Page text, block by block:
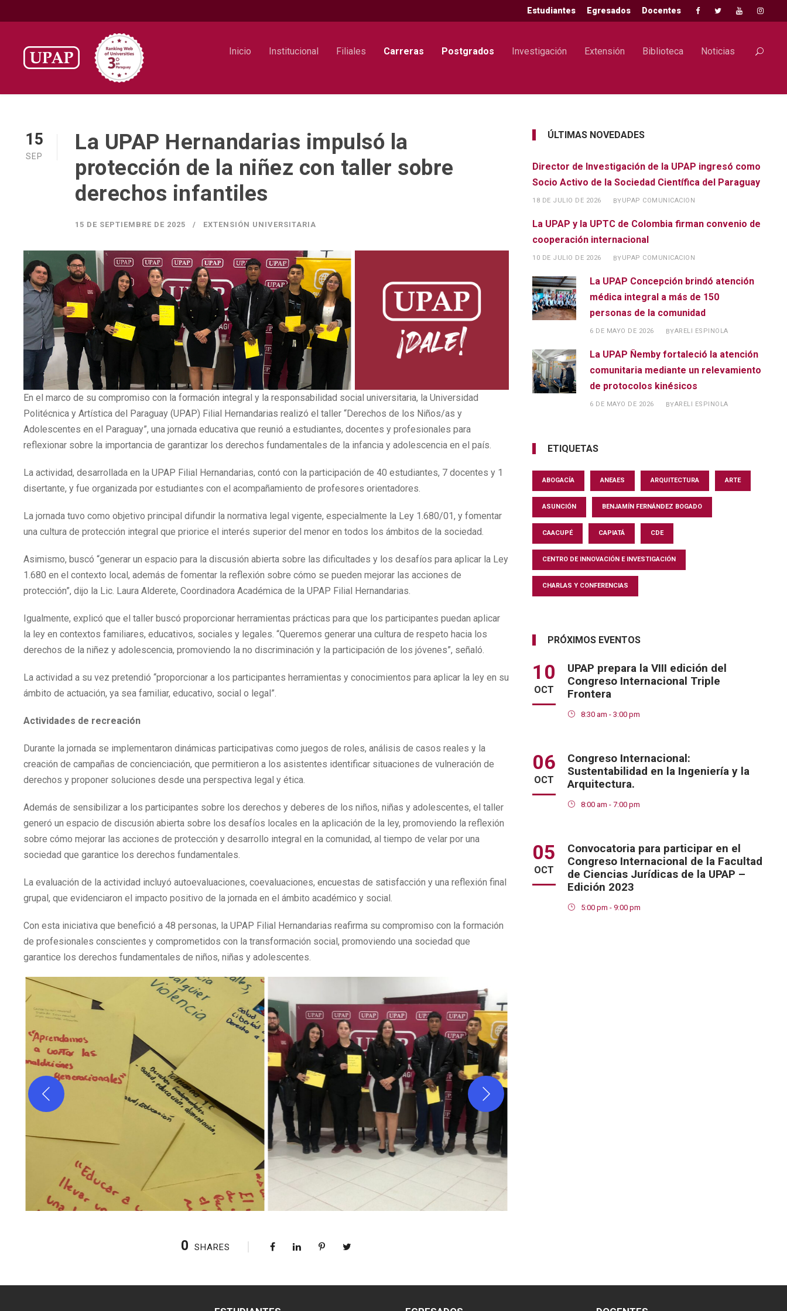
Estudiantes Egresados Docentes
Inicio Institucional Filiales Carreras Postgrados Investigación Extensión Biblioteca Noticias
15
SEP
La UPAP Hernandarias impulsó la
protección de la niñez con taller sobre
derechos infantiles
15 DE SEPTIEMBRE DE 2025 EXTENSIÓN UNIVERSITARIA
En el marco de su compromiso con la formación integral y la responsabilidad social universitaria, la Universidad
Politécnica y Artística del Paraguay (UPAP) Filial Hernandarias realizó el taller “Derechos de los Niños/as y
Adolescentes en el Paraguay”, una jornada educativa que reunió a estudiantes, docentes y profesionales para
reflexionar sobre la importancia de garantizar los derechos fundamentales de la infancia y adolescencia en el país.
La actividad, desarrollada en la UPAP Filial Hernandarias, contó con la participación de 40 estudiantes, 7 docentes y 1
disertante, y fue organizada por estudiantes con el acompañamiento de profesores orientadores.
La jornada tuvo como objetivo principal difundir la normativa legal vigente, especialmente la Ley 1.680/01, y fomentar
una cultura de protección integral que priorice el interés superior del menor en todos los ámbitos de la sociedad.
Asimismo, buscó “generar un espacio para la discusión abierta sobre las dificultades y los desafíos para aplicar la Ley
1.680 en el contexto local, además de fomentar la reflexión sobre cómo se pueden mejorar las acciones de
protección”, dijo la Lic. Laura Alderete, Coordinadora Académica de la UPAP Filial Hernandarias.
Igualmente, explicó que el taller buscó proporcionar herramientas prácticas para que los participantes puedan aplicar
la ley en contextos familiares, educativos, sociales y legales. “Queremos generar una cultura de respeto hacia los
derechos de la niñez y adolescencia, promoviendo la no discriminación y la participación de los jóvenes”, señaló.
La actividad a su vez pretendió “proporcionar a los participantes herramientas y conocimientos para aplicar la ley en su
ámbito de actuación, ya sea familiar, educativo, social o legal”.
Actividades de recreación
Durante la jornada se implementaron dinámicas participativas como juegos de roles, análisis de casos reales y la
creación de campañas de concienciación, que permitieron a los asistentes identificar situaciones de vulneración de
derechos y proponer soluciones desde una perspectiva legal y ética.
Además de sensibilizar a los participantes sobre los derechos y deberes de los niños, niñas y adolescentes, el taller
generó un espacio de discusión abierta sobre los desafíos locales en la aplicación de la ley, promoviendo la reflexión
sobre cómo mejorar las acciones de protección y desarrollo integral en la comunidad, al tiempo de velar por una
sociedad que garantice los derechos fundamentales.
La evaluación de la actividad incluyó autoevaluaciones, coevaluaciones, encuestas de satisfacción y una reflexión final
grupal, que evidenciaron el impacto positivo de la jornada en el ámbito académico y social.
Con esta iniciativa que benefició a 48 personas, la UPAP Filial Hernandarias reafirma su compromiso con la formación
de profesionales conscientes y comprometidos con la transformación social, promoviendo una sociedad que
garantice los derechos fundamentales de niños, niñas y adolescentes.
0 SHARES
ÚLTIMAS NOVEDADES
Director de Investigación de la UPAP ingresó como
Socio Activo de la Sociedad Científica del Paraguay
18 DE JULIO DE 2026 BYUPAP COMUNICACION
La UPAP y la UPTC de Colombia firman convenio de
cooperación internacional
10 DE JULIO DE 2026 BYUPAP COMUNICACION
La UPAP Concepción brindó atención
médica integral a más de 150
personas de la comunidad
6 DE MAYO DE 2026 BYARELI ESPINOLA
La UPAP Ñemby fortaleció la atención
comunitaria mediante un relevamiento
de protocolos kinésicos
6 DE MAYO DE 2026 BYARELI ESPINOLA
ETIQUETAS
ABOGACÍA ANEAES ARQUITECTURA ARTE
ASUNCIÓN BENJAMÍN FERNÁNDEZ BOGADO
CAACUPÉ CAPIATÁ CDE
CENTRO DE INNOVACIÓN E INVESTIGACIÓN
CHARLAS Y CONFERENCIAS
PRÓXIMOS EVENTOS
10
OCT
UPAP prepara la VIII edición del
Congreso Internacional Triple
Frontera
8:30 am - 3:00 pm
06
OCT
Congreso Internacional:
Sustentabilidad en la Ingeniería y la
Arquitectura.
8:00 am - 7:00 pm
05
OCT
Convocatoria para participar en el
Congreso Internacional de la Facultad
de Ciencias Jurídicas de la UPAP –
Edición 2023
5:00 pm - 9:00 pm